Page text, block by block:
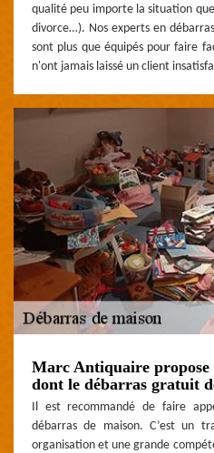
qualité peu importe la situation
divorce…). Nos experts en
sont plus que équipés pour faire
n'ont jamais laissé un client
Marc Antiquaire
dont le débarras gratuit
Il est recommandé de faire
débarras de maison. C’est un
organisation et une grande